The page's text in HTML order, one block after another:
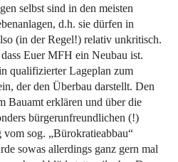
selbst sind in den meisten
d.h. sie dürfen in
(in der Regel!) relativ unkritisch.
Euer MFH ein Neubau ist.
qualifizierter Lageplan zum
der den Überbau darstellt. Den
Bauamt erklären und über die
bürgerunfreundlichen (!)
sog. „Bürokratieabbau“
sowas allerdings ganz gern mal